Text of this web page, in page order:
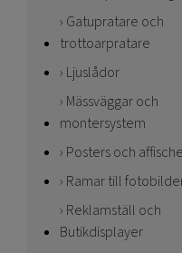
Gatupratare och
trottoarpratare
Ljuslådor
Mässväggar och
montersystem
Posters och
Ramar till
Reklamställ och
Butikdisplayer